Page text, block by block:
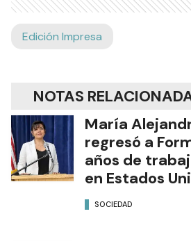
Edición Impresa
NOTAS
María
regresó a
años de
en Estados
SOCIEDAD